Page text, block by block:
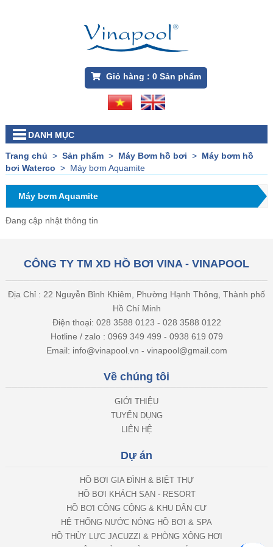
Giỏ hàng : 0Sản phẩm
DANH MỤC
Trang chủ > Sản phẩm> Máy Bơm hồ bơi > Máy bơm hồ
bơi Waterco > Máy bơm Aquamite
Máy bơm Aquamite
Đang cập nhật thông tin
CÔNG TY TM XD HỒ BƠI VINA - VINAPOOL
Địa Chỉ : 22 Nguyễn Bỉnh Khiêm, Phường Hạnh Thông, Thành phố
Hồ Chí Minh
Điện thoại: 028 3588 0123 - 028 3588 0122
Hotline / zalo : 0969 349 499 - 0938 619 079
Email: info@vinapool.vn - vinapool@gmail.com
Về chúng tôi
GIỚI THIỆU
TUYỂN DỤNG
LIÊN HỆ
Dự án
HỒ BƠI GIA ĐÌNH & BIỆT THỰ
HỒ BƠI KHÁCH SẠN - RESORT
HỒ BƠI CÔNG CỘNG & KHU DÂN CƯ
HỆ THỐNG NƯỚC NÓNG HỒ BƠI & SPA
HỒ THỦY LỰC JACUZZI & PHÒNG XÔNG HƠI